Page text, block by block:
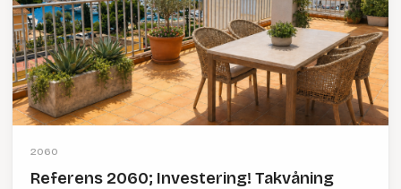
2060
Referens 2060; Investering! Takvåning